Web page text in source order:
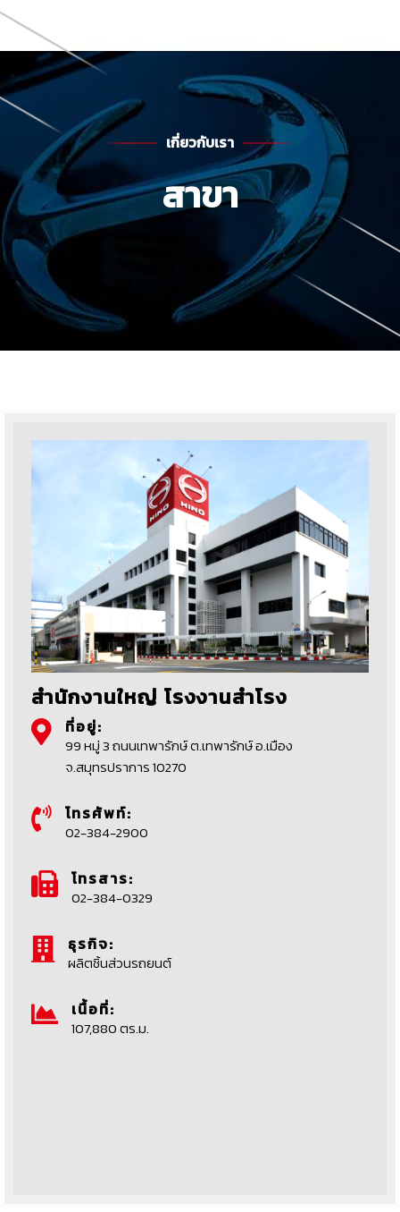
เกี่ยวกับเรา
สาขา
สำนักงานใหญ่ โรงงานสำโรง
ที่อยู่:
99 หมู่ 3 ถนนเทพารักษ์ ต.เทพารักษ์ อ.เมือง
จ.สมุทรปราการ 10270
โทรศัพท์:
02-384-2900
โทรสาร:
02-384-0329
ธุรกิจ:
ผลิตชิ้นส่วนรถยนต์
เนื้อที่:
107,880 ตร.ม.